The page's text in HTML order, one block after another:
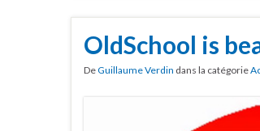
OldSchool is
DeGuillaume Verdin dans la catégorie